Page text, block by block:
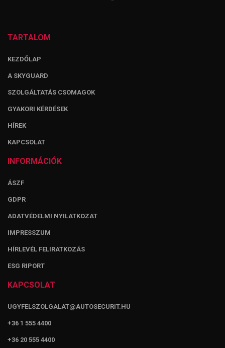
TARTALOM
KEZDŐLAP
A SKYGUARD
SZOLGÁLTATÁS CSOMAGOK
GYAKORI KÉRDÉSEK
HÍREK
KAPCSOLAT
INFORMÁCIÓK
ÁSZF
GDPR
ADATVÉDELMI NYILATKOZAT
IMPRESSZUM
HÍRLEVÉL FELIRATKOZÁS
ESG RIPORT
KAPCSOLAT
UGYFELSZOLGALAT@AUTOSECURIT.HU
+36 1 555 4400
+36 20 555 4400